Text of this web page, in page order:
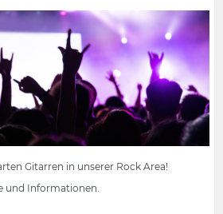
Gitarren in unserer Rock Area!
und Informationen.